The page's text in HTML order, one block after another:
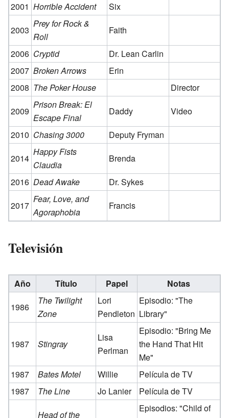
2001 Horrible Accident
Six
2003
Prey for Rock &
Roll
Faith
2006 Cryptid
Dr. Lean Carlin
2007 Broken Arrows
Erin
2008 The Poker House
Director
2009
Prison Break: El
Escape Final
Daddy
Video
2010 Chasing 3000
Deputy Fryman
2014
Happy Fists
Claudia
Brenda
2016 Dead Awake
Dr. Sykes
2017
Fear, Love, and
Agoraphobia
Francis
Televisión
Año Título Papel
Notas
1986
The Twilight
Zone
Lori
Pendleton
Episodio: "The
Library"
1987 Stingray
Lisa
Perlman
Episodio: "Bring Me
the Hand That Hit
Me"
1987
Bates Motel Willie
Película de TV
1987
The Line Jo Lanier Película de TV
Head of the
Episodios: "Child of